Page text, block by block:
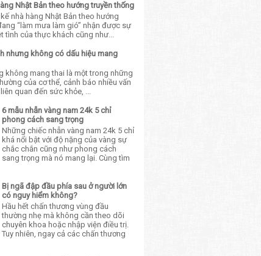
Nhật Bản theo hướng truyền thống
nhà hàng Nhật Bản theo hướng
“làm mưa làm gió” nhận được sự
tình của thực khách cũng như...
nhưng không có dấu hiệu mang
không mang thai là một trong những
của cơ thể, cảnh báo nhiều vấn
quan đến sức khỏe, ...
6 mẫu nhẫn vàng nam 24k 5 chỉ
phong cách sang trọng
Những chiếc nhẫn vàng nam 24k 5 chỉ
khá nổi bật với độ nặng của vàng sự
chắc chắn cũng như phong cách
sang trọng mà nó mang lại. Cùng tìm
Bị ngã đập đầu phía sau ở người lớn
có nguy hiểm không?
Hầu hết chấn thương vùng đầu
thường nhẹ mà không cần theo dõi
chuyên khoa hoặc nhập viện điều trị.
Tuy nhiên, ngay cả các chấn thương